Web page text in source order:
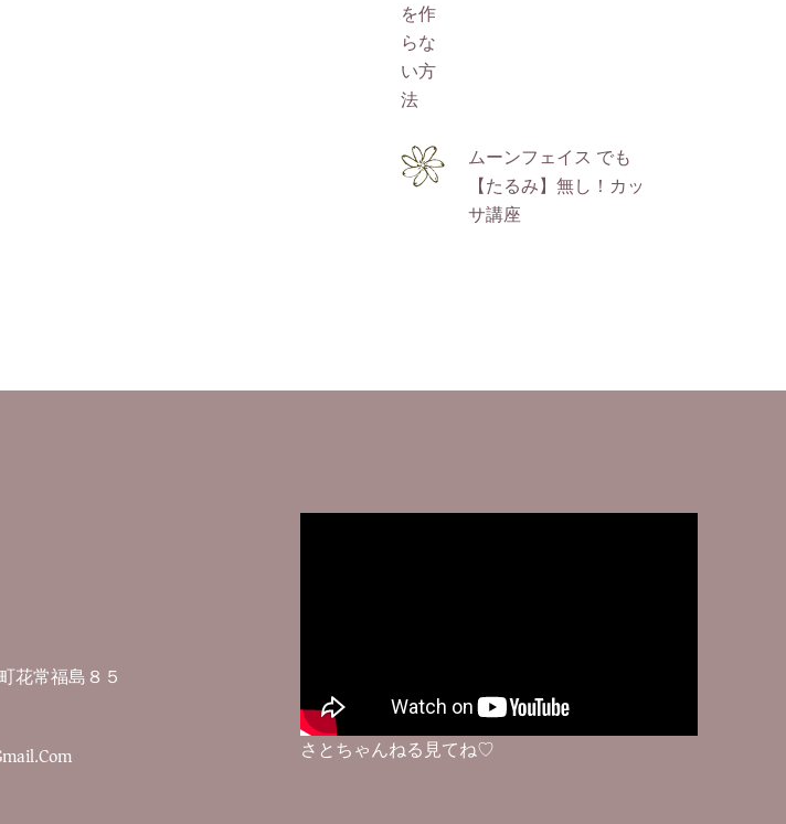
ムーンフェイス でも
【たるみ】無し！カッ
サ講座
花常福島８５
さとちゃんねる見てね♡